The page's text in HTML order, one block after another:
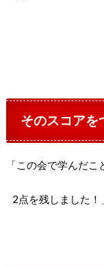
そのスコアを
「この会で学んだ
2点を残しました！」